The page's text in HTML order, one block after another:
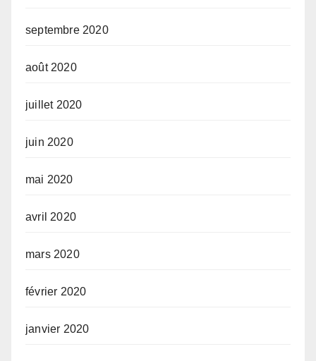
septembre 2020
août 2020
juillet 2020
juin 2020
mai 2020
avril 2020
mars 2020
février 2020
janvier 2020